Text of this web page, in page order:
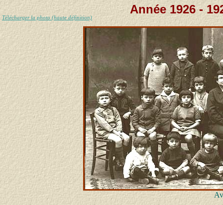
Télécharger la photo (haute définition)
Année 1926 -